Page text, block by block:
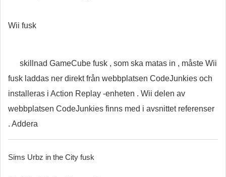
Wii fusk
skillnad GameCube fusk , som ska matas in , måste Wii
fusk laddas ner direkt från webbplatsen CodeJunkies och
installeras i Action Replay -enheten . Wii delen av
webbplatsen CodeJunkies finns med i avsnittet referenser
. Addera
Sims Urbz in the City fusk